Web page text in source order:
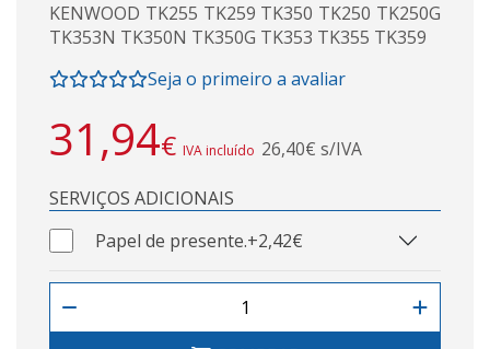
KENWOOD TK255 TK259 TK350 TK250 TK250G
TK353N TK350N TK350G TK353 TK355 TK359
Seja o primeiro a avaliar
31,94€ IVA incluído 26,40€ s/IVA
SERVIÇOS ADICIONAIS
Papel de presente.+2,42€